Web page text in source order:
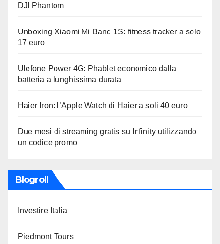
DJI Phantom
Unboxing Xiaomi Mi Band 1S: fitness tracker a solo
17 euro
Ulefone Power 4G: Phablet economico dalla
batteria a lunghissima durata
Haier Iron: l’Apple Watch di Haier a soli 40 euro
Due mesi di streaming gratis su Infinity utilizzando
un codice promo
Blogroll
Investire Italia
Piedmont Tours